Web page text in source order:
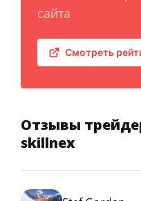
сайта
Смотреть
Отзывы
skillnex